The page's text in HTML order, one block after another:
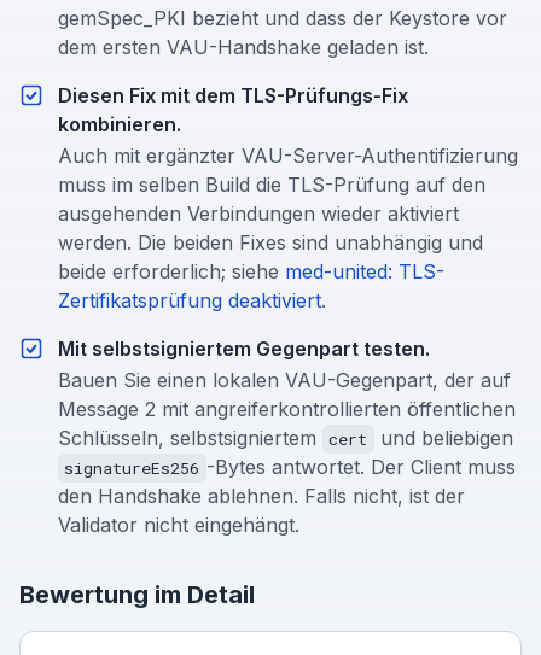
gemSpec_PKI bezieht und dass der Keystore vor
dem ersten VAU-Handshake geladen ist.
Diesen Fix mit dem TLS-Prüfungs-Fix
kombinieren.
Auch mit ergänzter VAU-Server-Authentifizierung
muss im selben Build die TLS-Prüfung auf den
ausgehenden Verbindungen wieder aktiviert
werden. Die beiden Fixes sind unabhängig und
beide erforderlich; siehe med-united: TLS-
Zertifikatsprüfung deaktiviert.
Mit selbstsigniertem Gegenpart testen.
Bauen Sie einen lokalen VAU-Gegenpart, der auf
Message 2 mit angreiferkontrollierten öffentlichen
Schlüsseln, selbstsigniertem
cert und beliebigen
signatureEs256 -Bytes antwortet. Der Client muss
den Handshake ablehnen. Falls nicht, ist der
Validator nicht eingehängt.
Bewertung im Detail